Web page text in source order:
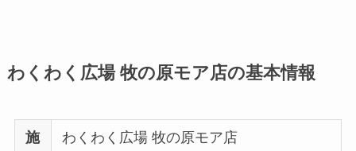
わくわく広場 牧の原モア店の基本情報
施
わくわく広場 牧の原モア店